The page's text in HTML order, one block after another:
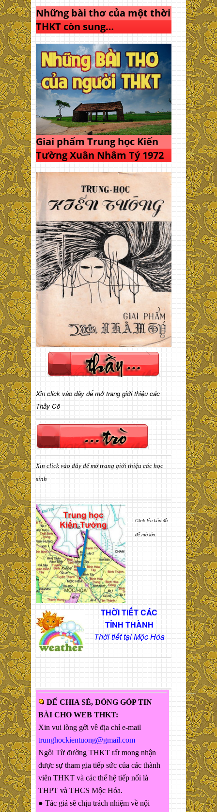
Những bài thơ của một thời
THKT còn sung…
Giai phẩm Trung học Kiến
Tường Xuân Nhâm Tý 1972
Xin click vào đây để mở trang giới thiệu các
Thầy Cô
Xin click vào đây để mở trang giới thiệu các học
sinh
Click lên bản đồ
để mở lớn.
THỜI TIẾT CÁC
TỈNH THÀNH
Thời tiết tại Mộc Hóa
ĐỂ CHIA SẺ, ĐÓNG GÓP TIN
BÀI CHO WEB THKT:
Xin vui lòng gởi về địa chỉ e-mail
trunghockientuong@gmail.com
Ngôi Từ đường THKT rất mong nhận
được sự tham gia tiếp sức của các thành
viên THKT và các thế hệ tiếp nối là
THPT và THCS Mộc Hóa.
● Tác giả sẽ chịu trách nhiệm về nội